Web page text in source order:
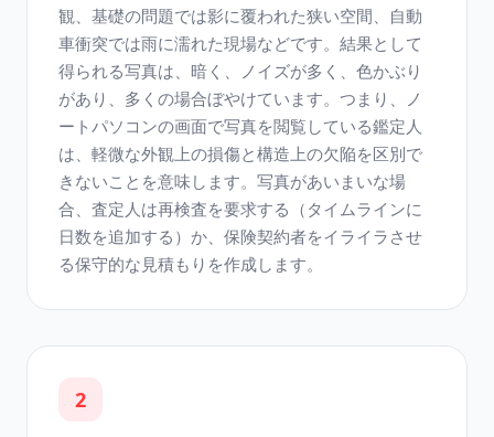
観、基礎の問題では影に覆われた狭い空間、自動
車衝突では雨に濡れた現場などです。結果として
得られる写真は、暗く、ノイズが多く、色かぶり
があり、多くの場合ぼやけています。つまり、ノ
ートパソコンの画面で写真を閲覧している鑑定人
は、軽微な外観上の損傷と構造上の欠陥を区別で
きないことを意味します。写真があいまいな場
合、査定人は再検査を要求する（タイムラインに
日数を追加する）か、保険契約者をイライラさせ
る保守的な見積もりを作成します。
2